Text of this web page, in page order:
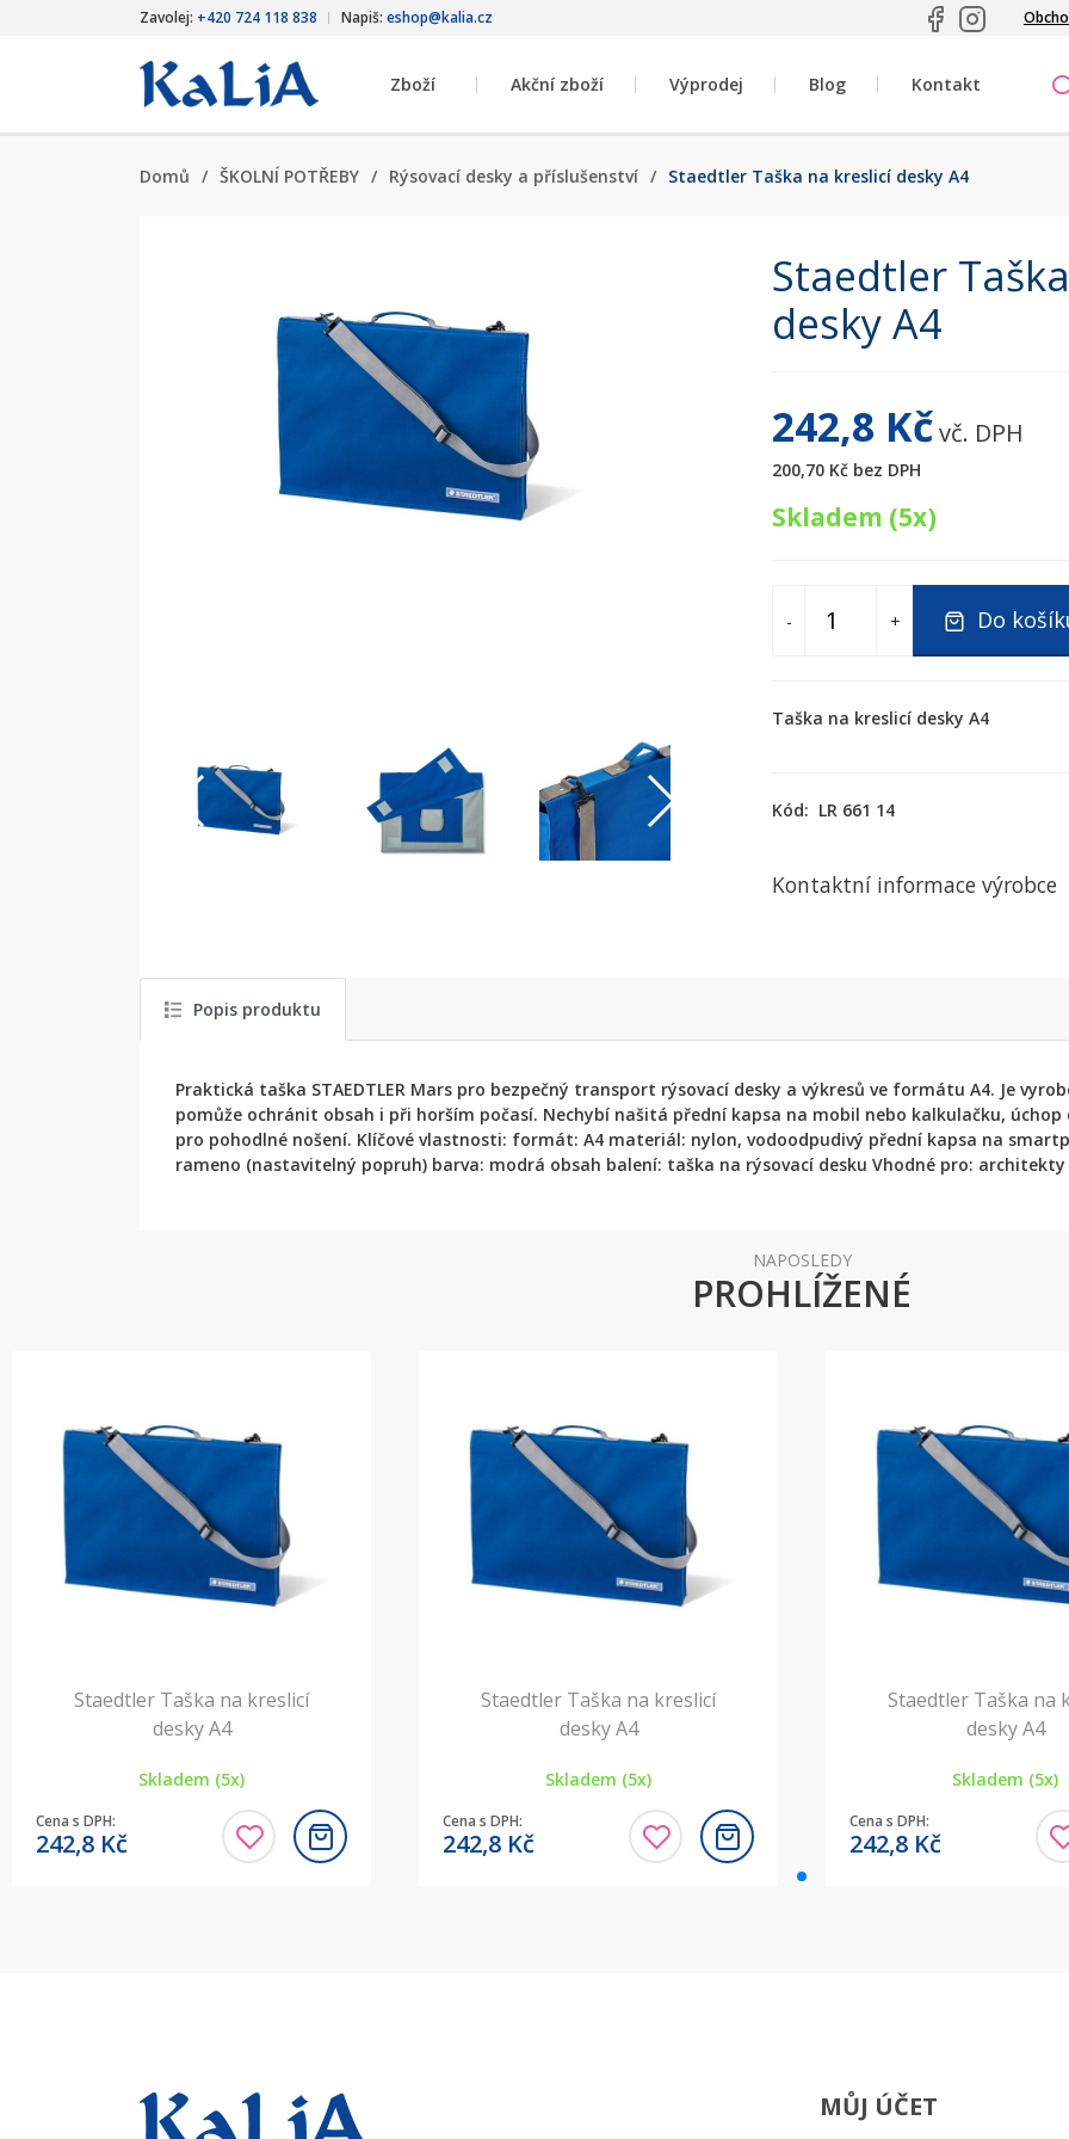
Zavolej: +420 724 118 838 Napiš: eshop@kalia.cz
Zboží Akční zboží Výprodej Blog Kontakt
Domů / ŠKOLNÍ POTŘEBY / Rýsovací desky a příslušenství / Staedtler Taška na kreslicí desky A4
Staedtler
desky A4
242,8 Kčvč. DPH
200,70 Kč bez DPH
Skladem (5x)
- + Do
Taška na kreslicí desky A4
Kód: LR 661 14
Kontaktní informace výrobce
Popis produktu
Praktická taška STAEDTLER Mars pro bezpečný transport rýsovací desky a výkresů ve formátu A4. Je
pomůže ochránit obsah i při horším počasí. Nechybí našitá přední kapsa na mobil nebo kalkulačku,
pro pohodlné nošení. Klíčové vlastnosti: formát: A4 materiál: nylon, vodoodpudivý přední kapsa na
rameno (nastavitelný popruh) barva: modrá obsah balení: taška na rýsovací desku Vhodné pro:
NAPOSLEDY
PROHLÍŽENÉ
Staedtler Taška na kreslicí
desky A4
Skladem (5x)
Cena s DPH:
242,8 Kč
Staedtler Taška na kreslicí
desky A4
Skladem (5x)
Cena s DPH:
242,8 Kč
Staedtler Taška na
desky A4
Skladem (5x)
Cena s DPH:
242,8 Kč
MŮJ ÚČET